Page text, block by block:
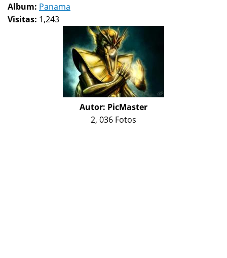
Album: Panama
Visitas: 1,243
Autor: PicMaster
2, 036 Fotos